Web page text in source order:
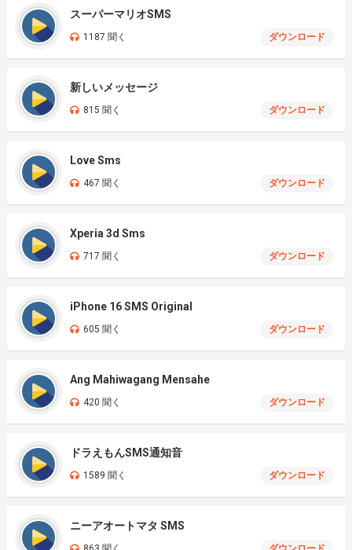
スーパーマリオSMS
1187 聞く ダウンロード
新しいメッセージ
815 聞く ダウンロード
Love Sms
467 聞く ダウンロード
Xperia 3d Sms
717 聞く ダウンロード
iPhone 16 SMS Original
605 聞く ダウンロード
Ang Mahiwagang Mensahe
420 聞く ダウンロード
ドラえもんSMS通知音
1589 聞く ダウンロード
ニーアオートマタ SMS